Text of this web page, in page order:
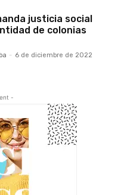
justicia social
de colonias
- 6 de diciembre de 2022
-